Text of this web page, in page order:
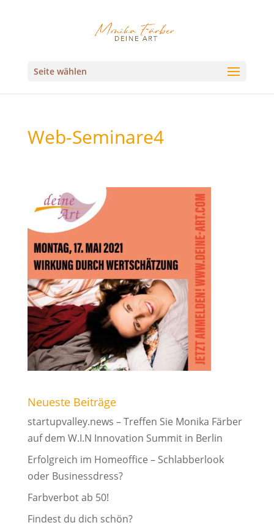
Seite wählen
Web-Seminare4
Neueste Beiträge
startupvalley.news – Treffen Sie Monika Färber
auf dem W.I.N Innovation Summit in Berlin
Erfolgreich im Homeoffice – Schlabberlook
oder Businessdress?
Farbverbot ab 50!
Findest du dich schön?